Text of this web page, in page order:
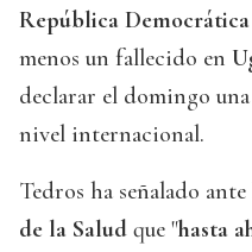
República
menos un fallecido en
declarar el domingo
nivel internacional.
Tedros ha señalado ante
de la Salud que "hasta